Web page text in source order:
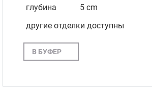
глубина
5 cm
другие отделки доступны
В БУФЕР